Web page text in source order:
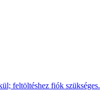
feltöltéshez fiók szükséges.